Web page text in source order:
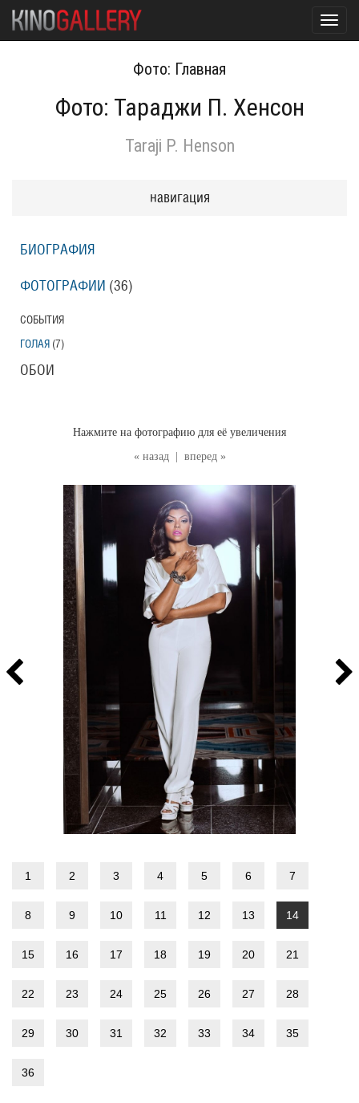
Фото: Главная
Фото: Тараджи П. Хенсон
Taraji P. Henson
« назад вперед »
Нажмите на фотографию для её увеличения
1 2 3 4 5 6 7
8 9 10 11 12 13 14
15 16 17 18 19 20 21
22 23 24 25 26 27 28
29 30 31 32 33 34 35
36
навигация
БИОГРАФИЯ
ФОТОГРАФИИ (36)
СОБЫТИЯ
ГОЛАЯ (7)
ОБОИ